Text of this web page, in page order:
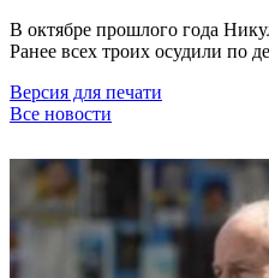
В октябре прошлого года
Ранее всех троих осудили по
Версия для печати
Все новости